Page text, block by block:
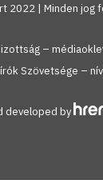
2022 | Minden jog
–
Szövetsége –
developed by